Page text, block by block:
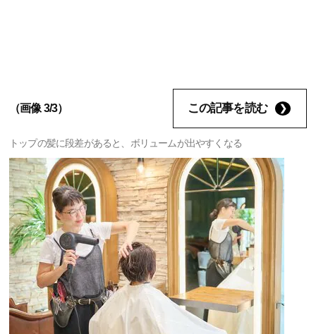
（画像 3/3） この記事を読む
トップの髪に段差があると、ボリュームが出やすくなる